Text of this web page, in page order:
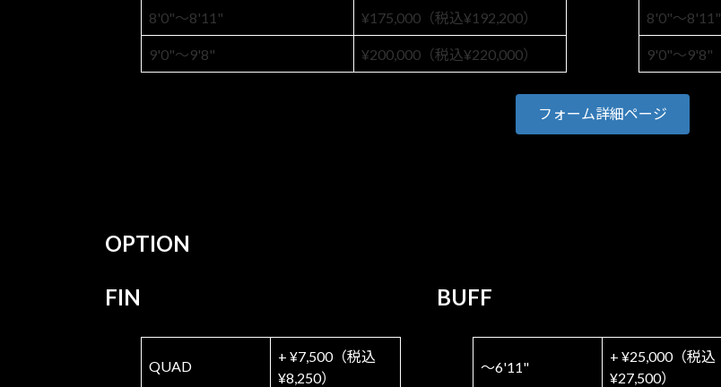
8'0"〜8'11" ¥175,000（税込¥192,200）
9'0"〜9'8" ¥200,000（税込¥220,000）
8'0"〜8'11"
9'0"〜9'8"
フォーム詳細ページ
OPTION
FIN
QUAD
+ ¥7,500（税込
¥8,250）
BUFF
〜6'11"
+ ¥25,000（税込
¥27,500）